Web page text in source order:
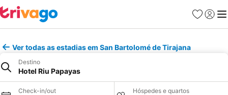
Favoritos
Iniciar
Ver todas as estadias em San Bartolomé de Tirajana
Destino
Hotel Riu Papayas
Check-in/out Hóspedes e quartos